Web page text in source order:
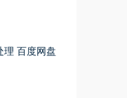
理 百度网盘